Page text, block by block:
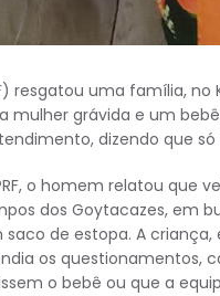
resgatou uma família, no
grávida e um
dizendo que
o homem relatou que
dos Goytacazes, em
de estopa. A
os questionamentos,
o bebê ou que a